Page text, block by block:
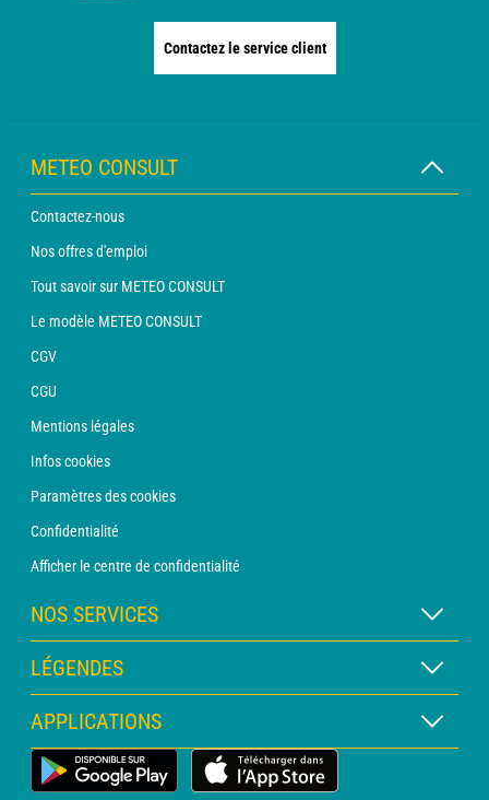
Contactez le service client
METEO CONSULT
Contactez-nous
Nos offres d'emploi
Tout savoir sur METEO CONSULT
Le modèle METEO CONSULT
CGV
CGU
Mentions légales
Infos cookies
Paramètres des cookies
Confidentialité
Afficher le centre de confidentialité
NOS SERVICES
Abonnement METEO Xpert
Abonnement METEO PRO
Consultation avec un prévisionniste
Bulletin PRO
LÉGENDES
Légende des cartes
Légende des pictogrammes
Glossaire
APPLICATIONS
Application Météo Terrestre